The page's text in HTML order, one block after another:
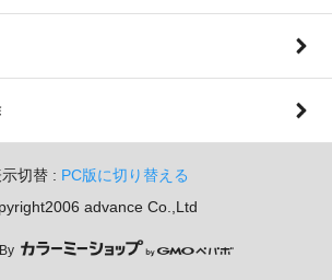
切替 : PC版に切り替える
advance Co.,Ltd